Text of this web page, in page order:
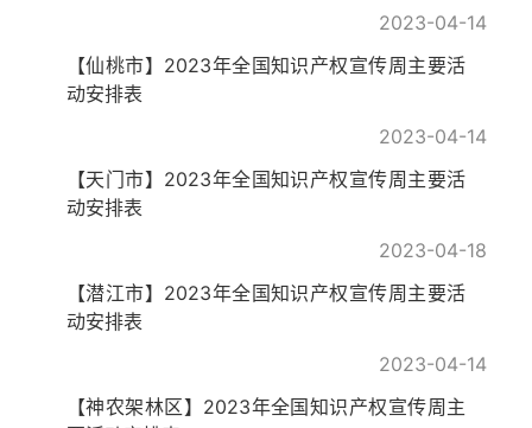
2023-04-14
【仙桃市】2023年全国知识产权宣传周主要活
动安排表
2023-04-14
【天门市】2023年全国知识产权宣传周主要活
动安排表
2023-04-18
【潜江市】2023年全国知识产权宣传周主要活
动安排表
2023-04-14
【神农架林区】2023年全国知识产权宣传周主